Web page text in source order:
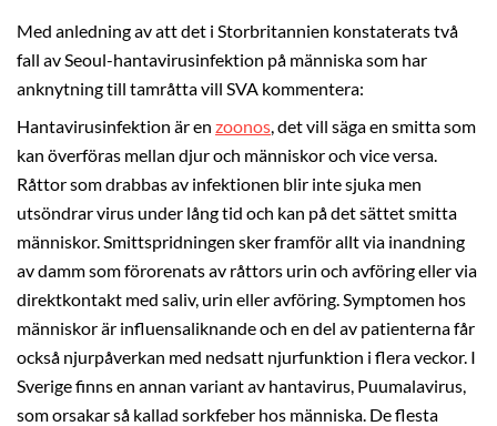
Med anledning av att det i Storbritannien konstaterats två
fall av Seoul-hantavirusinfektion på människa som har
anknytning till tamråtta vill SVA kommentera:
Hantavirusinfektion är en zoonos, det vill säga en smitta som
kan överföras mellan djur och människor och vice versa.
Råttor som drabbas av infektionen blir inte sjuka men
utsöndrar virus under lång tid och kan på det sättet smitta
människor. Smittspridningen sker framför allt via inandning
av damm som förorenats av råttors urin och avföring eller via
direktkontakt med saliv, urin eller avföring. Symptomen hos
människor är influensaliknande och en del av patienterna får
också njurpåverkan med nedsatt njurfunktion i flera veckor. I
Sverige finns en annan variant av hantavirus, Puumalavirus,
som orsakar så kallad sorkfeber hos människa. De flesta